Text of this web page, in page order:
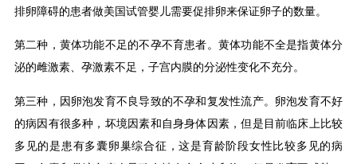
排卵障碍的患者做美国试管婴儿需要促排卵来保证卵子的数量。
第二种，黄体功能不足的不孕不育患者。黄体功能不全是指黄体分
泌的雌激素、孕激素不足，子宫内膜的分泌性变化不充分。
第三种，因卵泡发育不良导致的不孕和复发性流产。卵泡发育不好
的病因有很多种，坏境因素和自身身体因素，但是目前临床上比较
多见的是患有多囊卵巢综合征，这是育龄阶段女性比较多见的病